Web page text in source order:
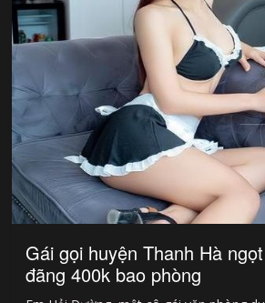
Gái gọi huyện Thanh Hà
đãng 400k bao phòng